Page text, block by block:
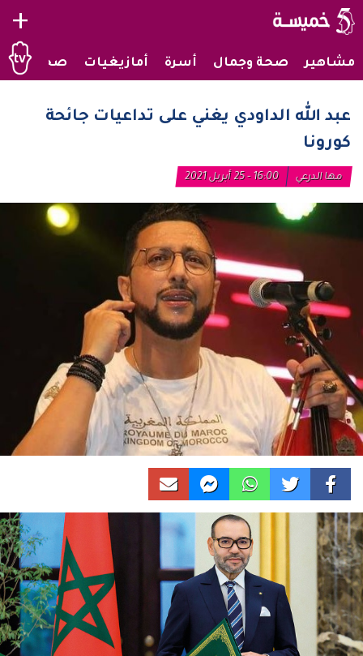
+
مشاهير صحة وجمال أسرة أمازيغيات صحراويات
عبد الله الداودي يغني على تداعيات جائحة
كورونا
مها الدرعي 16:00 - 25 أبريل 2021